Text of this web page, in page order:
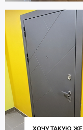
ХОЧУ ТАКУЮ ЖЕ